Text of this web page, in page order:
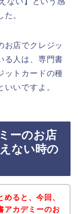
。
お店でクレジッ
る人は、専門書
ットカードの種
いですよ。
ーのお店
ない時の
ると、今回、
アカデミーのお